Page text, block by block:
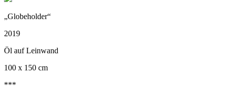
„Globeholder“
2019
Öl auf Leinwand
100 x 150 cm
***